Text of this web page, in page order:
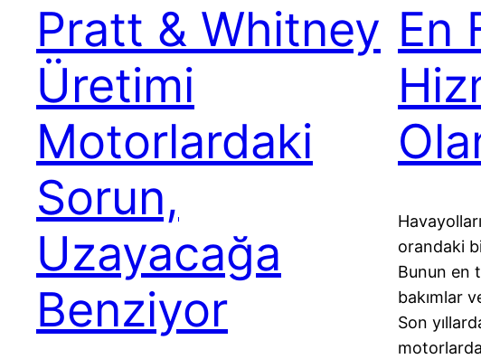
Pratt & Whitney
Üretimi
Motorlardaki
Sorun,
Uzayacağa
Benziyor
En
orandaki
Bunun en
bakımlar
Son